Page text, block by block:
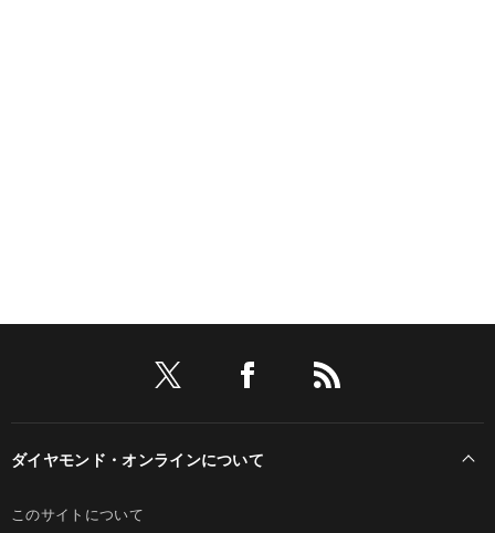
ダイヤモンド・オンラインについて
このサイトについて